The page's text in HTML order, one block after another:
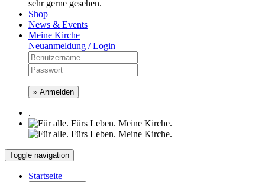
sehr gerne gesehen.
Shop
News & Events
Meine Kirche
Neuanmeldung / Login
» Anmelden
.
Toggle navigation
Startseite